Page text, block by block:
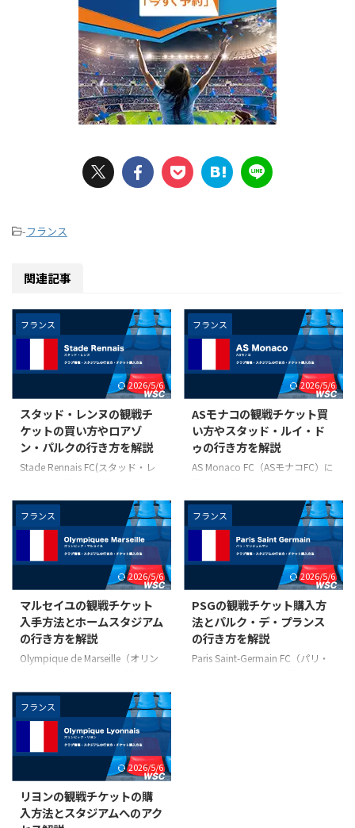
-フランス
関連記事
フランス
2026/5/6
スタッド・レンヌの観戦チ
ケットの買い方やロアゾ
ン・パルクの行き方を解説
Stade Rennais FC(スタッド・レ
ページです。名称や愛称などの基
本情報、ホームスタジアムである
Roazhon Park（ロアゾン・パル
ク）の所在地と行き方、スタッ
ド・レンヌFCの試合のチケット
手配方法などを解説しています。
現地観戦をお考えの方は参考にご
覧ください。 クラブ基本情報 名
称 Stade Rennais FC（スタッ
ド・レンヌFC） 創設年 1901年
愛称 Les Rennais（ラ・レンヌ）
ュ・エ・ ...
フランス
2026/5/6
ASモナコの観戦チケット買
い方やスタッド・ルイ・ド
ゥの行き方を解説
AS Monaco FC（ASモナコFC）に
す。名称や愛称などの基本情報、
ホームスタジアムであるStade
Louis II（スタッド・ルイ・ド
ゥ）の所在地と行き方、ASモナ
コFCの試合のチケット手配方法
などを解説しています。現地観戦
をお考えの方は参考にご覧くださ
い。 クラブ基本情報 名称 AS
Monaco FC（ASモナコFC） 創設
年 1924年 愛称 Les Rouge et
Blanc（レ・ルージュ・エ・ブラ
フランス
2026/5/6
マルセイユの観戦チケット
入手方法とホームスタジアム
の行き方を解説
Olympique de Marseille（オリン
報をまとめたページです。クラブ
名称や創設年や愛称などの基本情
報、ホームスタジアムである
Stade Vélodrome（スタッド・ヴ
ェロドローム）の所在地と行き
方、オリンピック・マルセイユの
試合のチケット手配方法などを解
説しています。現地観戦をお考え
の方は参考にご覧ください。 ク
フランス
2026/5/6
PSGの観戦チケット購入方
法とパルク・デ・プランス
の行き方を解説
Paris Saint-Germain FC（パリ・
フランス
2026/5/6
リヨンの観戦チケットの購
入方法とスタジアムへのアク